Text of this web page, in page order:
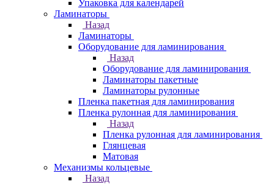
Упаковка для календарей
Ламинаторы
Назад
Ламинаторы
Оборудование для ламинирования
Назад
Оборудование для ламинирования
Ламинаторы пакетные
Ламинаторы рулонные
Пленка пакетная для ламинирования
Пленка рулонная для ламинирования
Назад
Пленка рулонная для ламинирования
Глянцевая
Матовая
Механизмы кольцевые
Назад